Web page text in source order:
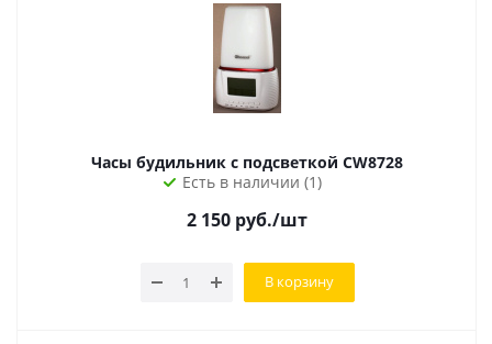
Часы будильник с подсветкой CW8728
Есть в наличии (1)
2 150 руб./шт
В корзину